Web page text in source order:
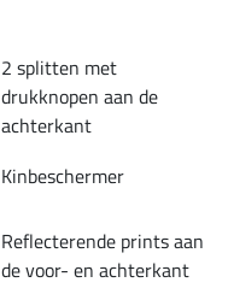
2 splitten met
drukknopen aan de
achterkant
Kinbeschermer
Reflecterende prints aan
de voor- en achterkant